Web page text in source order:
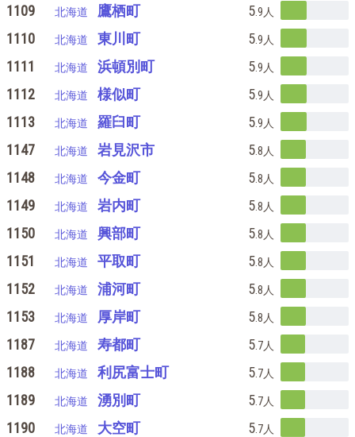
1109 北海道 鷹栖町 5.9 人
1110 北海道 東川町 5.9 人
1111 北海道 浜頓別町 5.9 人
1112 北海道 様似町 5.9 人
1113 北海道 羅臼町 5.9 人
1147 北海道 岩見沢市 5.8 人
1148 北海道 今金町 5.8 人
1149 北海道 岩内町 5.8 人
1150 北海道 興部町 5.8 人
1151 北海道 平取町 5.8 人
1152 北海道 浦河町 5.8 人
1153 北海道 厚岸町 5.8 人
1187 北海道 寿都町 5 .7人
1188 北海道 利尻富士町 5 .7人
1189 北海道 湧別町 5 .7人
1190 北海道 大空町 5 .7人